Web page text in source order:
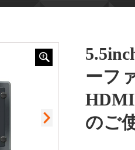
ーフ
のご